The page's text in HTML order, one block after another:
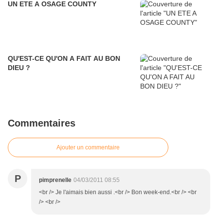
UN ETE A OSAGE COUNTY
QU'EST-CE QU'ON A FAIT AU BON
DIEU ?
Commentaires
Ajouter un commentaire
P pimprenelle 04/03/2011 08:55
<br /> Je l'aimais bien aussi .<br /> Bon week-end.<br /> <br
/> <br />